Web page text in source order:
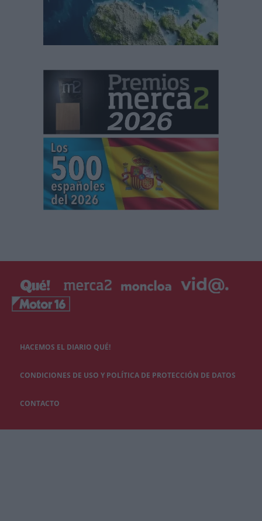
HACEMOS EL DIARIO QUÉ!
CONDICIONES DE USO Y POLÍTICA DE PROTECCIÓN DE DATOS
CONTACTO